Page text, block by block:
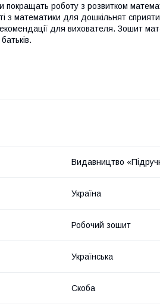
покращать роботу з розвитком
з математики для дошкільнят
для вихователя. Зошит
Видавництво
Україна
Робочий зошит
Українська
Скоба